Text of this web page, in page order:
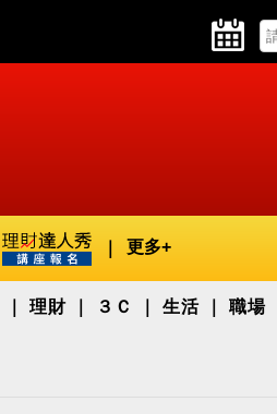
更多+
理財 ３Ｃ 生活 職場